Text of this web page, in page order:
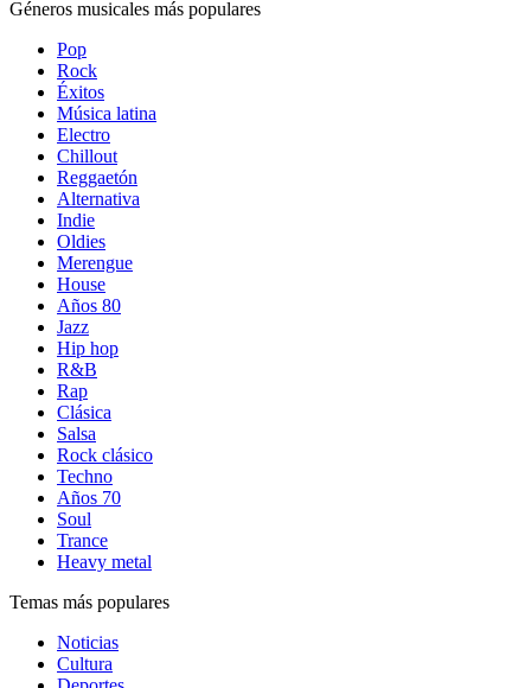
Géneros musicales más populares
Pop
Rock
Éxitos
Música latina
Electro
Chillout
Reggaetón
Alternativa
Indie
Oldies
Merengue
House
Años 80
Jazz
Hip hop
R&B
Rap
Clásica
Salsa
Rock clásico
Techno
Años 70
Soul
Trance
Heavy metal
Temas más populares
Noticias
Cultura